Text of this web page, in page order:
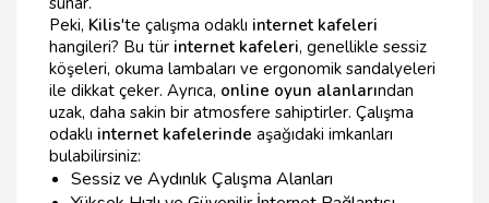
Peki, Kilis'te çalışma odaklı internet kafeleri
hangileri? Bu tür internet kafeleri, genellikle sessiz
köşeleri, okuma lambaları ve ergonomik sandalyeleri
ile dikkat çeker. Ayrıca, online oyun alanlarından
uzak, daha sakin bir atmosfere sahiptirler. Çalışma
odaklı internet kafelerinde aşağıdaki imkanları
bulabilirsiniz:
Sessiz ve Aydınlık Çalışma Alanları